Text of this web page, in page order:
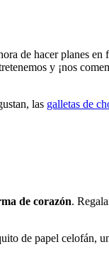
de hacer planes en
y ¡nos
las galletas de
de corazón.
de papel